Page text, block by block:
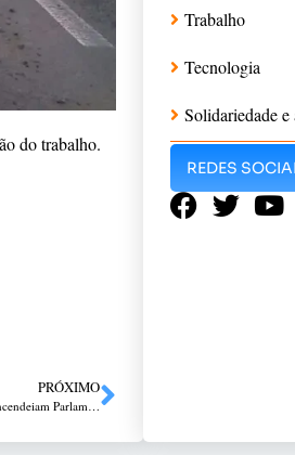
do trabalho.
PRÓXIMO
Nepal: ministro renuncia em meio a protestos; manifestantes incendeiam Parlamento e casas de ministros
Trabalho
Tecnologia
Solidariedade e
REDES